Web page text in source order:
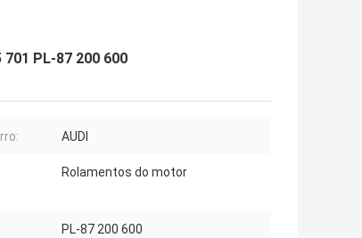
PL-87 200 600
AUDI
Rolamentos do motor
PL-87 200 600